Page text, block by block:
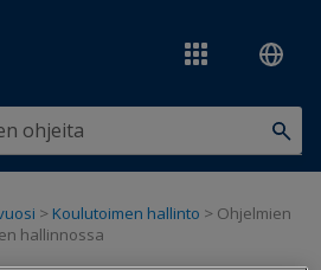
> Koulutoimen hallinto > Ohjelmien
hallinnossa